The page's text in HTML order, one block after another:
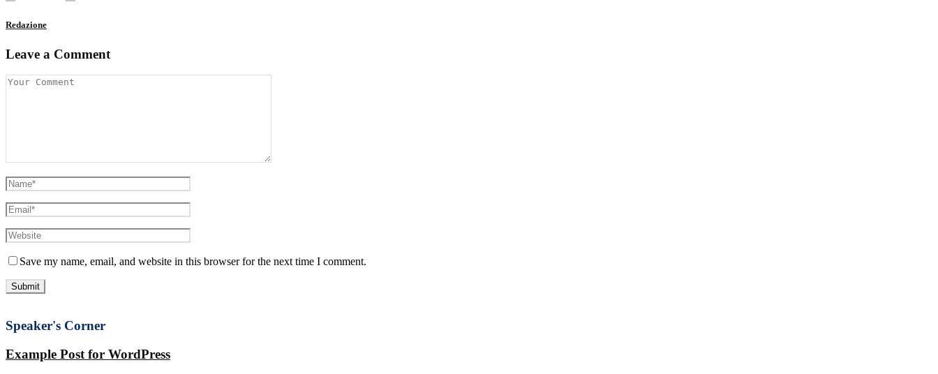
Redazione
Leave a Comment
Save my name, email, and website in this browser for the next time I comment.
Speaker's Corner
Example Post for WordPress